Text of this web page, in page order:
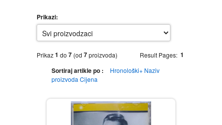
MUSIC DVD
GADGETI
MTEL PREPAID SIM CARD
GIFT CODE
AVANTURISTIČKI
Prikazi:
Result Pages: 1
Prikaz1 do 7 (od 7proizvoda)
Sortiraj artikle po : Hronološki+ Naziv
proizvoda Cijena